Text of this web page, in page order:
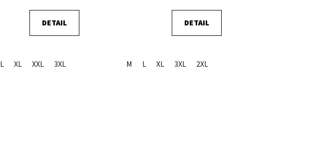
DETAIL
L XL XXL 3XL
DETAIL
M L XL 3XL 2XL